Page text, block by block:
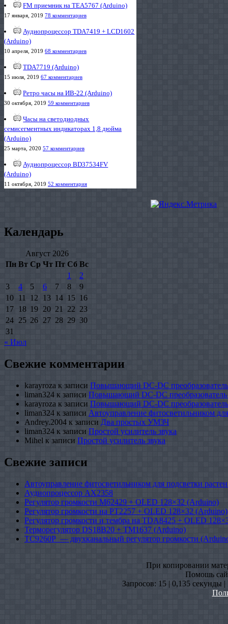
FM приемник на TEA5767 (Arduino)
17 января, 2019 78 комментариев
Аудиопроцессор TDA7419 + LCD1602
(Arduino)
10 апреля, 2019 68 комментариев
TDA7719 (Arduino)
15 июля, 2019 67 комментариев
Ретро часы на ИВ-22 (Arduino)
30 октября, 2019 59 комментариев
Часы на светодиодных
семисегментных индикаторах 1,8 дюйма
(Arduino)
25 марта, 2020 57 комментариев
Аудиопроцессор BD37534FV
(Arduino)
11 октября, 2019 52 комментария
Календарь
Август 2026
Пн Вт Ср Чт Пт Сб Вс
1
2
3
4 5 6 7 8
9
10 11 12 13 14 15 16
17 18 19 20 21 22 23
24 25 26 27 28 29 30
31
« Июл
Свежие комментарии
karayroza к записи Повышающий DC-DC
liman324 к записи Повышающий DC-DC
karayroza к записи Повышающий DC-DC
liman324 к записи Автоуправление фитосветильником
Andrey.2004 к записи Два простых УМЗЧ
liman324 к записи Простой усилитель звука
Mihel к записи Простой усилитель звука
Свежие записи
Автоуправление фитосветильником для подсветки
Аудиопроцессор AX2358
Регулятор громкости M62429 + OLED 128×32 (Arduino)
Регулятор громкости на PT2257 + OLED 128×32 (Arduino)
Регулятор громкости и тембра на TDA8425 + OLED
Терморегулятор DS18B20 + TM1637 (Arduino)
TC9260P — двухканальный регулятор громкости
При копировании
Помошь
Запросов: 15 | 0,135 секунды